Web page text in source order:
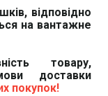
відповідно
на вантажне
товару,
доставки
покупок!